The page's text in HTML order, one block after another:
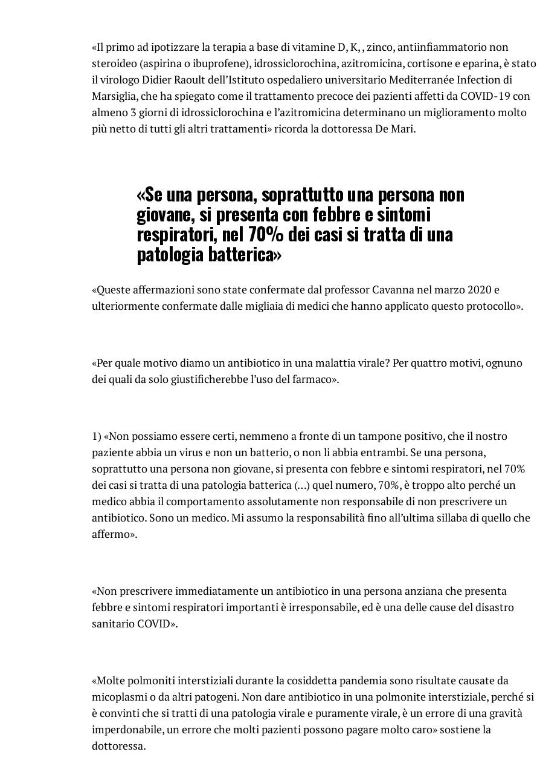
«Il primo ad ipotizzare la terapia a base di vitamine D, K, , zinco, antiinfiammatorio non
steroideo (aspirina o ibuprofene), idrossiclorochina, azitromicina, cortisone e eparina, è stato
il virologo Didier Raoult dell’Istituto ospedaliero universitario Mediterranée Infection di
Marsiglia, che ha spiegato come il trattamento precoce dei pazienti affetti da COVID-19 con
almeno 3 giorni di idrossiclorochina e l’azitromicina determinano un miglioramento molto
più netto di tutti gli altri trattamenti» ricorda la dottoressa De Mari.
«Se una persona, soprattutto una persona non
giovane, si presenta con febbre e sintomi
respiratori, nel 70% dei casi si tratta di una
patologia batterica»
«Queste affermazioni sono state confermate dal professor Cavanna nel marzo 2020 e
ulteriormente confermate dalle migliaia di medici che hanno applicato questo protocollo».
«Per quale motivo diamo un antibiotico in una malattia virale? Per quattro motivi, ognuno
dei quali da solo giustificherebbe l’uso del farmaco».
1) «Non possiamo essere certi, nemmeno a fronte di un tampone positivo, che il nostro
paziente abbia un virus e non un batterio, o non li abbia entrambi. Se una persona,
soprattutto una persona non giovane, si presenta con febbre e sintomi respiratori, nel 70%
dei casi si tratta di una patologia batterica (…) quel numero, 70%, è troppo alto perché un
medico abbia il comportamento assolutamente non responsabile di non prescrivere un
antibiotico. Sono un medico. Mi assumo la responsabilità fino all’ultima sillaba di quello che
affermo».
«Non prescrivere immediatamente un antibiotico in una persona anziana che presenta
febbre e sintomi respiratori importanti è irresponsabile, ed è una delle cause del disastro
sanitario COVID».
«Molte polmoniti interstiziali durante la cosiddetta pandemia sono risultate causate da
micoplasmi o da altri patogeni. Non dare antibiotico in una polmonite interstiziale, perché si
è convinti che si tratti di una patologia virale e puramente virale, è un errore di una gravità
imperdonabile, un errore che molti pazienti possono pagare molto caro» sostiene la
dottoressa.